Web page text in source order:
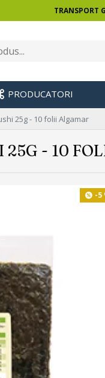
TRANSPORT
PRODUCATORI
25g - 10 folii Algamar
25G - 10
-5